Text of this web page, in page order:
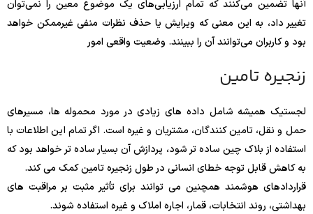
آنها تضمین می‌کنند که تمام ارزیابی‌های یک موضوع معین را نمی‌توان
تغییر داد، به این معنی که ویرایش یا حذف نظرات منفی غیرممکن خواهد
بود و کاربران می‌توانند آن را ببینند. وضعیت واقعی امور
زنجیره تامین
لجستیک همیشه شامل داده های زیادی در مورد محموله ها، مسیرهای
حمل و نقل، تامین کنندگان، مشتریان و غیره است. اگر تمام این اطلاعات با
استفاده از بلاک چین ساده تر شود، پردازش آن بسیار ساده تر خواهد بود که
به کاهش قابل توجه خطای انسانی در طول زنجیره تامین کمک می کند.
قراردادهای هوشمند همچنین می توانند برای تأثیر مثبت بر مراقبت های
بهداشتی، روند انتخابات، قمار، اجاره املاک و غیره استفاده شوند.